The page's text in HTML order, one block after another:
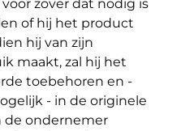
zover dat nodig is
of hij het product
hij van zijn
maakt, zal hij het
toebehoren en -
- in de originele
de ondernemer